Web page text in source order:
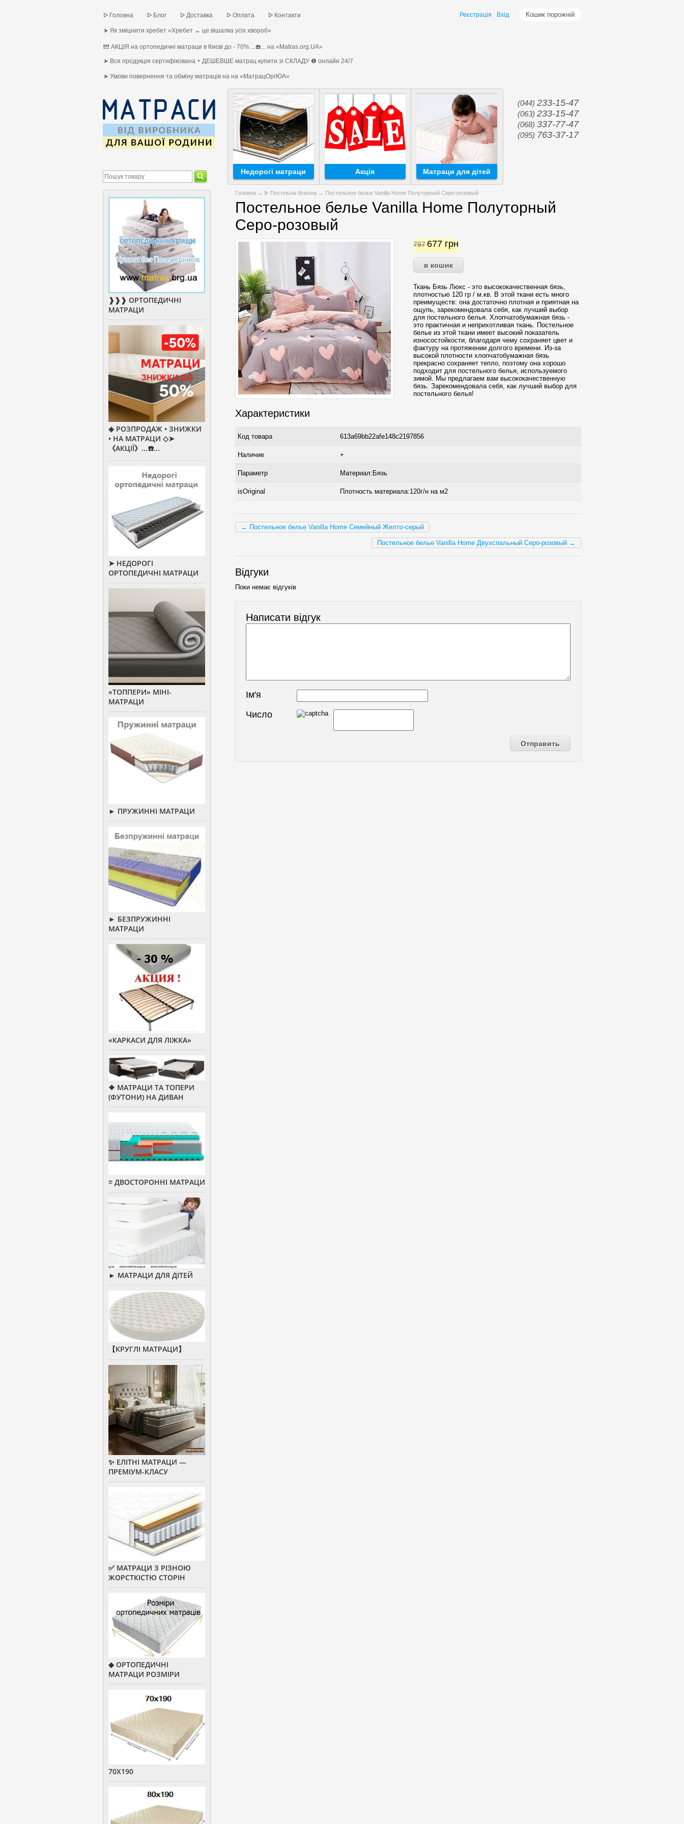
ᐅ Головна ᐅ Блог ᐅ Доставка ᐅ Оплата ᐅ Контакти
➤ Як зміцнити хребет «Хребет ↔ це вішалка усіх хвороб»
❗❗❗ АКЦІЯ на ортопедичні матраци в Києві до - 70% ...☎️... на «Matras.org.UA»
➤ Вся продукція сертифікована + ДЕШЕВШЕ матрац купити зі СКЛАДУ ❶ онлайн 24/7
➤ Умови повернення та обміну матраців на на «МатрацОргЮА»
Кошик порожній
Реєстрація Вхід
(044) 233-15-47
(063) 233-15-47
(068) 337-77-47
(095) 763-37-17
Недорогі матраци Акція Матраци для дітей
Головна → ᐈ Постільна білизна → Постельное белье Vanilla Home Полуторный Серо-розовый
Постельное белье Vanilla Home Полуторный
Серо-розовый
797 677 грн
Ткань Бязь Люкс - это высококачественная бязь,
плотностью 120 гр / м.кв. В этой ткани есть много
преимуществ: она достаточно плотная и приятная на
ощупь, зарекомендовала себя, как лучший выбор
для постельного белья. Хлопчатобумажная бязь -
это практичная и неприхотливая ткань. Постельное
белье из этой ткани имеет высокий показатель
износостойкости, благодаря чему сохраняет цвет и
фактуру на протяжении долгого времени. Из-за
высокой плотности хлопчатобумажная бязь
прекрасно сохраняет тепло, поэтому она хорошо
подходит для постельного белья, используемого
зимой. Мы предлагаем вам высококачественную
бязь. Зарекомендовала себя, как лучший выбор для
постельного белья!
Характеристики
Код товара 613a69bb22afe148c2197856
Наличие +
Параметр Материал:Бязь
isOriginal Плотность материала:120г/н на м2
← Постельное белье Vanilla Home Семейный Желто-серый
Постельное белье Vanilla Home Двухспальный Серо-розовый →
Відгуки
Поки немає відгуків
Написати відгук
Ім'я
Число
❱❱❱ ОРТОПЕДИЧНІ
МАТРАЦИ
◈ РОЗПРОДАЖ • ЗНИЖКИ
• НА МАТРАЦИ ◇➤
《АКЦІЇ》...☎️...
➤ НЕДОРОГІ
ОРТОПЕДИЧНІ МАТРАЦИ
«ТОППЕРИ» МІНІ-
МАТРАЦИ
► ПРУЖИННІ МАТРАЦИ
► БЕЗПРУЖИННІ
МАТРАЦИ
«КАРКАСИ ДЛЯ ЛІЖКА»
❖ МАТРАЦИ ТА ТОПЕРИ
(ФУТОНИ) НА ДИВАН
≡ ДВОСТОРОННІ МАТРАЦИ
► МАТРАЦИ ДЛЯ ДІТЕЙ
【КРУГЛІ МАТРАЦИ】
✨ ЕЛІТНІ МАТРАЦИ —
ПРЕМІУМ-КЛАСУ
✅ МАТРАЦИ З РІЗНОЮ
ЖОРСТКІСТЮ СТОРІН
◆ ОРТОПЕДИЧНІ
МАТРАЦИ РОЗМІРИ
70Х190